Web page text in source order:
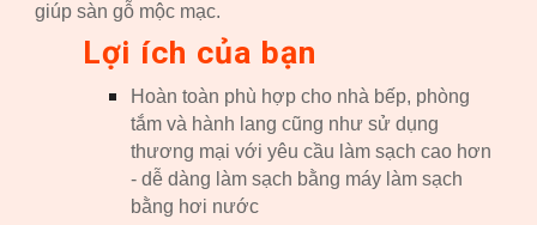
giúp sàn gỗ mộc mạc.
Lợi ích của bạn
Hoàn toàn phù hợp cho nhà bếp, phòng
tắm và hành lang cũng như sử dụng
thương mại với yêu cầu làm sạch cao hơn
- dễ dàng làm sạch bằng máy làm sạch
bằng hơi nước